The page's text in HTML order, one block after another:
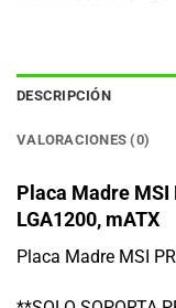
DESCRIPCIÓN
VALORACIONES (0)
Placa Madre MSI
LGA1200, mATX
Placa Madre MSI